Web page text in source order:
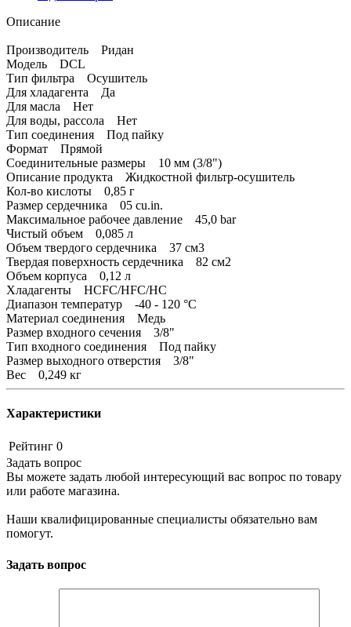
Описание
Производитель Ридан
Модель DCL
Тип фильтра Осушитель
Для хладагента Да
Для масла Нет
Для воды, рассола Нет
Тип соединения Под пайку
Формат Прямой
Соединительные размеры 10 мм (3/8")
Описание продукта Жидкостной фильтр-осушитель
Кол-во кислоты 0,85 г
Размер сердечника 05 cu.in.
Максимальное рабочее давление 45,0 bar
Чистый объем 0,085 л
Объем твердого сердечника 37 см3
Твердая поверхность сердечника 82 см2
Объем корпуса 0,12 л
Хладагенты HCFC/HFC/HC
Диапазон температур -40 - 120 °C
Материал соединения Медь
Размер входного сечения 3/8"
Тип входного соединения Под пайку
Размер выходного отверстия 3/8"
Вес 0,249 кг
Характеристики
Рейтинг 0
Задать вопрос
Вы можете задать любой интересующий вас вопрос по товару
или работе магазина.
Наши квалифицированные специалисты обязательно вам
помогут.
Задать вопрос